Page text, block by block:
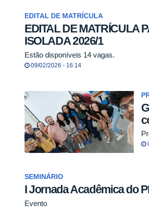
EDITAL DE MATRÍCULA
EDITAL DE MATRÍCULA
ISOLADA 2026/1
Estão disponíveis 14 vagas.
09/02/2026 - 16:14
SEMINÁRIO
I Jornada Acadêmica do
Evento